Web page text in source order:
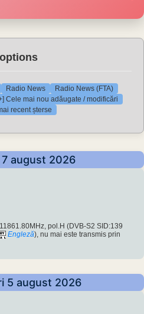
Radio News
Radio News (FTA)
Cele mai nou adăugate / modificări
recent șterse
august 2026
pol.H (DVB-S2 SID:139
Engleză), nu mai este transmis prin
5 august 2026